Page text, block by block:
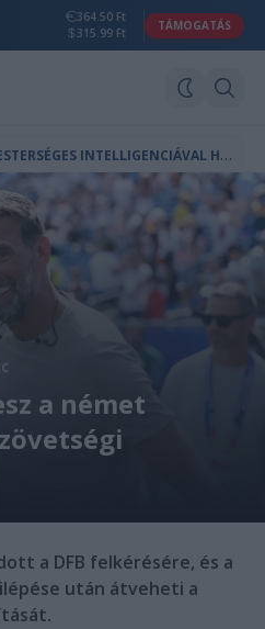
364.50 Ft
315.99 Ft
TÁMOGATÁS
A
MERIKAI KUTATÓK MESTERSÉGES INTELLIGENCIÁVAL HOZTAK LÉTRE A TERMÉSZETBEN NEM LÉTEZŐ VÍRUSOKAT
a német
a DFB felkérésére, és a
után átveheti a